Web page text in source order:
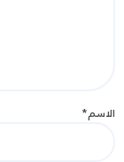
الاسم*